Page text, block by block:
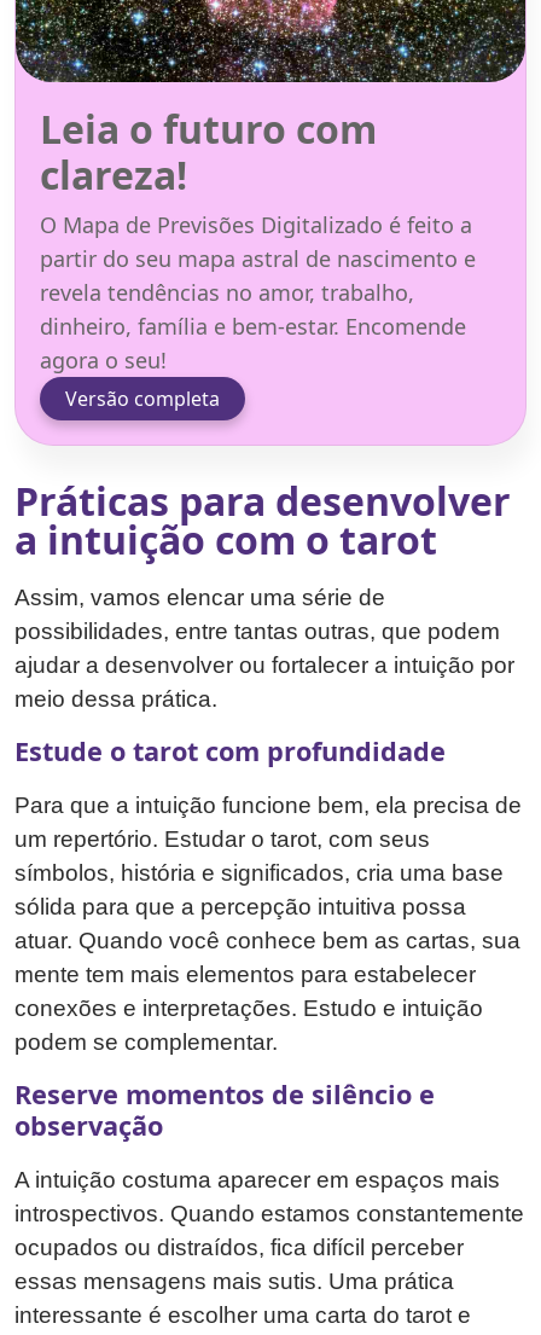
Leia o futuro com
clareza!
O Mapa de Previsões Digitalizado é feito a
partir do seu mapa astral de nascimento e
revela tendências no amor, trabalho,
dinheiro, família e bem-estar. Encomende
agora o seu!
Versão completa
Práticas para desenvolver
a intuição com o tarot
Assim, vamos elencar uma série de
possibilidades, entre tantas outras, que podem
ajudar a desenvolver ou fortalecer a intuição por
meio dessa prática.
Estude o tarot com profundidade
Para que a intuição funcione bem, ela precisa de
um repertório. Estudar o tarot, com seus
símbolos, história e significados, cria uma base
sólida para que a percepção intuitiva possa
atuar. Quando você conhece bem as cartas, sua
mente tem mais elementos para estabelecer
conexões e interpretações. Estudo e intuição
podem se complementar.
Reserve momentos de silêncio e
observação
A intuição costuma aparecer em espaços mais
introspectivos. Quando estamos constantemente
ocupados ou distraídos, fica difícil perceber
essas mensagens mais sutis. Uma prática
interessante é escolher uma carta do tarot e